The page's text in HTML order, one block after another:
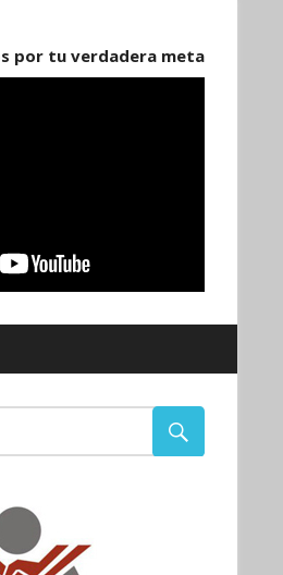
por tu verdadera meta